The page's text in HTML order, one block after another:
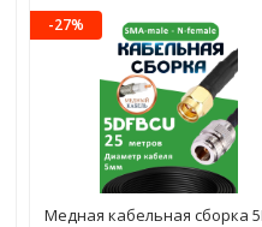
-27%
Медная кабельная сборка